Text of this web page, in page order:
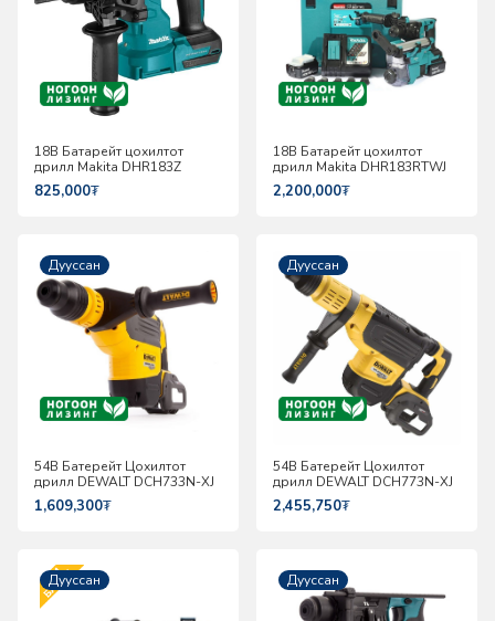
18В Батарейт цохилтот
дрилл Makita DHR183Z
825,000₮
18В Батарейт цохилтот
дрилл Makita DHR183RTWJ
2,200,000₮
Дууссан
54В Батерейт Цохилтот
дрилл DEWALT DCH733N-XJ
1,609,300₮
Дууссан
54В Батерейт Цохилтот
дрилл DEWALT DCH773N-XJ
2,455,750₮
Дууссан Дууссан